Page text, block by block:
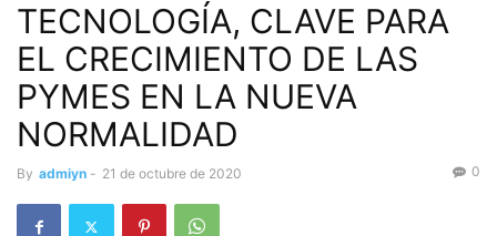
TECNOLOGÍA, CLAVE PARA
EL CRECIMIENTO DE LAS
PYMES EN LA NUEVA
NORMALIDAD
By admiyn - 21 de octubre de 2020 0